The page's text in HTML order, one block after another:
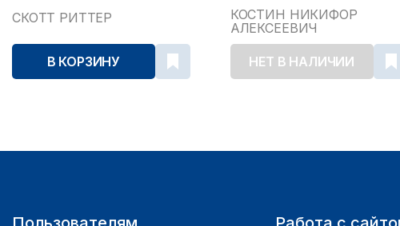
2024
СКОТТ РИТТЕР
В КОРЗИНУ
КОСТИН НИКИФОР
АЛЕКСЕЕВИЧ
НЕТ В НАЛИЧИИ